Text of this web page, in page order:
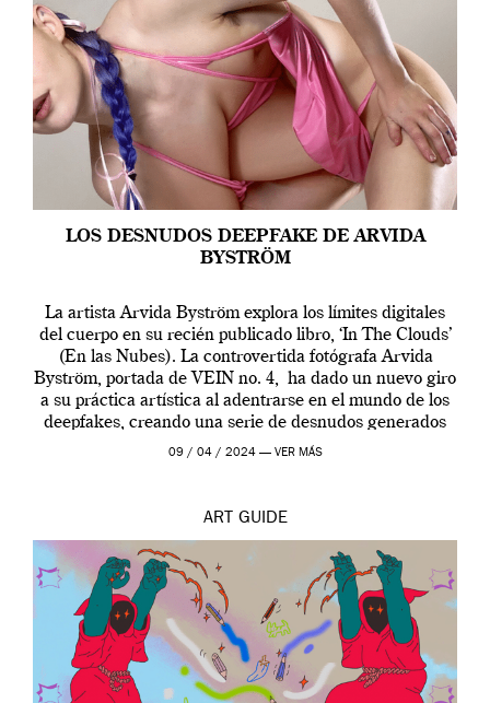
LOS DESNUDOS DEEPFAKE DE ARVIDA
BYSTRÖM
La artista Arvida Byström explora los límites digitales
del cuerpo en su recién publicado libro, ‘In The Clouds’
(En las Nubes). La controvertida fotógrafa Arvida
Byström, portada de VEIN no. 4, ha dado un nuevo giro
a su práctica artística al adentrarse en el mundo de los
deepfakes, creando una serie de desnudos generados
por […]
09 / 04 / 2024 — VER MÁS
ART GUIDE